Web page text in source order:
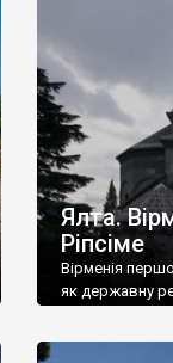
називаються
виробляє
легке біле і
Ялта.
Ріпсіме
Вірменія
як державну